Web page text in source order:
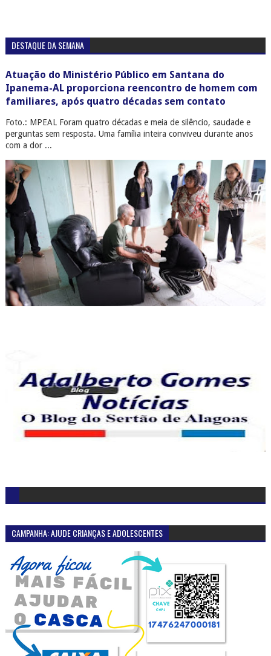
DESTAQUE DA SEMANA
Atuação do Ministério Público em Santana do
Ipanema-AL proporciona reencontro de homem com
familiares, após quatro décadas sem contato
Foto.: MPEAL Foram quatro décadas e meia de silêncio, saudade e
perguntas sem resposta. Uma família inteira conviveu durante anos
com a dor ...
CAMPANHA: AJUDE CRIANÇAS E ADOLESCENTES